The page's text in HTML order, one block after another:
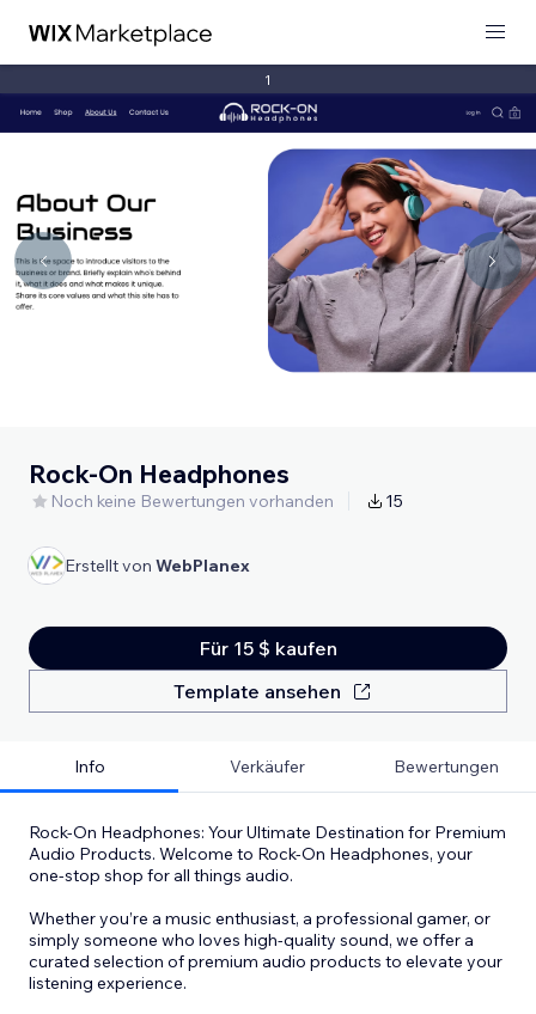
1
Rock-On Headphones
Noch keine Bewertungen vorhanden 15
Erstellt von WebPlanex
Für 15 $ kaufen
Template ansehen
Info Verkäufer Bewertungen
Rock-On Headphones: Your Ultimate Destination for Premium
Audio Products. Welcome to Rock-On Headphones, your
one-stop shop for all things audio.
Whether you’re a music enthusiast, a professional gamer, or
simply someone who loves high-quality sound, we offer a
curated selection of premium audio products to elevate your
listening experience.